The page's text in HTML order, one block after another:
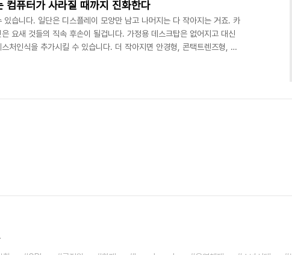
컴퓨터가 사라질 때까지 진화한다
있습니다. 일단은 디스플레이 모양만 남고 나머지는 다 작아지는 거죠. 카
요새 것들의 직속 후손이 될겁니다. 가정용 데스크탑은 없어지고 대신
처인식을 추가시킬 수 있습니다. 더 작아지면 안경형, 콘택트렌즈형, 두
퓨터가 벽 곳곳에 설치되어 있어서 위의 모바일 컴퓨터와 통신을 하겠죠.
퓨터가 들어간고 보시면 됩니다. 네트워크 속도가 빨라서 세계..